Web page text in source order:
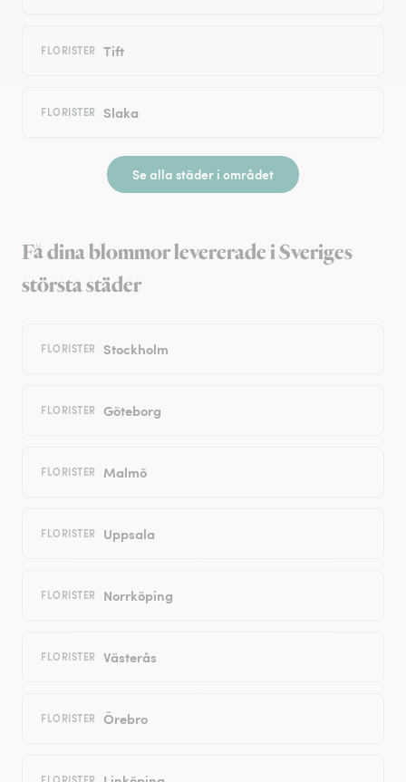
FLORISTER Tift
FLORISTER Slaka
Se alla städer i området
Få dina blommor levererade i Sveriges
största städer
FLORISTER Stockholm
FLORISTER Göteborg
FLORISTER Malmö
FLORISTER Uppsala
FLORISTER Norrköping
FLORISTER Västerås
FLORISTER Örebro